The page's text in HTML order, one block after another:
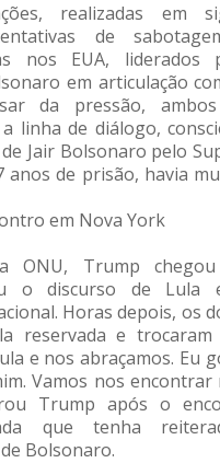
realizadas em
de
nos EUA, liderados
em articulação
da pressão,
linha de diálogo,
Jair Bolsonaro pelo
anos de prisão, havia
em Nova York
ONU, Trump
o discurso de Lula
Horas depois, os
reservada e trocaram
e nos abraçamos. Eu
Vamos nos encontrar
Trump após o
que tenha
Bolsonaro.